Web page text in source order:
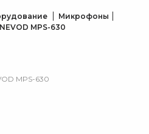
Микрофоны
NEVOD MPS-630